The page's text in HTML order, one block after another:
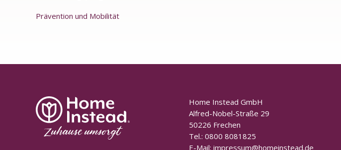
Prävention und Mobilität
Home Instead GmbH
Alfred-Nobel-Straße 29
50226 Frechen
Tel.: 0800 8081825
E-Mail: impressum@homeinstead.de